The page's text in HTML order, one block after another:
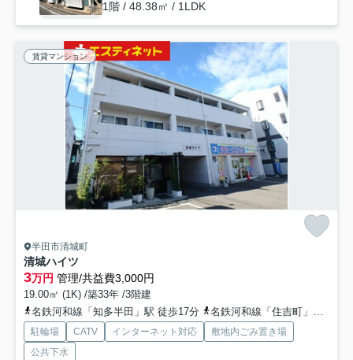
1階 / 48.38㎡ / 1LDK
賃貸マンション
半田市清城町
清城ハイツ
3万円 管理/共益費3,000円
19.00㎡ (1K) /築33年 /3階建
名鉄河和線「知多半田」駅 徒歩17分
名鉄河和線「住吉町」駅 徒歩20分
駐輪場 CATV インターネット対応
敷地内ごみ置き場
公共下水